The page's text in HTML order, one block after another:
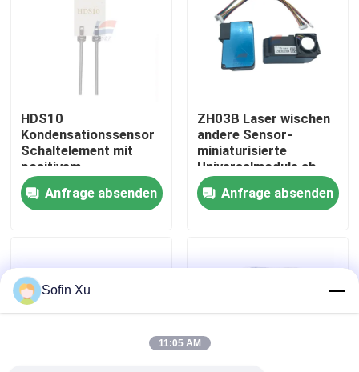
VR-Show
Werksbesichtigung
Qualitätskontrolle
Kontakt mit uns
Sauerstoff-Gas-Sensor
HDS10
Kondensationssensor
Schaltelement mit
positivem
Kennlinienverlauf
Anfrage absenden
ZH03B Laser wischen
andere Sensor-
miniaturisierte
Universalmodule ab
Anfrage absenden
Sofin Xu
11:05 AM